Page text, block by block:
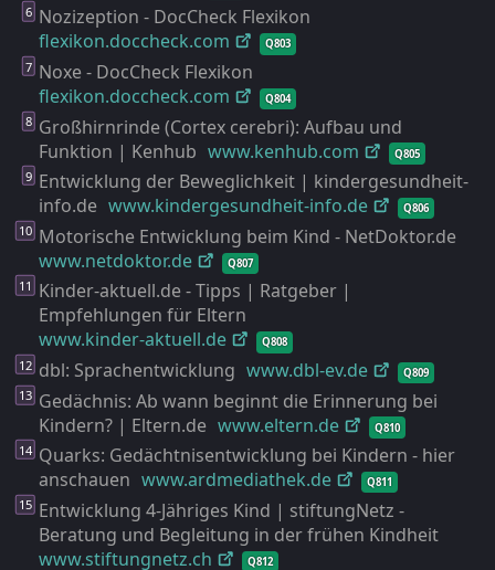
Nozizeption - DocCheck Flexikon
flexikon.doccheck.com
Q803
Noxe - DocCheck Flexikon
flexikon.doccheck.com
Q804
Großhirnrinde (Cortex cerebri): Aufbau und
Funktion | Kenhub www.kenhub.com Q805
Entwicklung der Beweglichkeit | kindergesundheit-
info.de www.kindergesundheit-info.de Q806
Motorische Entwicklung beim Kind - NetDoktor.de
www.netdoktor.de
Q807
Kinder-aktuell.de - Tipps | Ratgeber |
Empfehlungen für Eltern
www.kinder-aktuell.de Q808
dbl: Sprachentwicklung www.dbl-ev.de Q809
Gedächnis: Ab wann beginnt die Erinnerung bei
Kindern? | Eltern.de www.eltern.de Q810
Quarks: Gedächtnisentwicklung bei Kindern - hier
anschauen www.ardmediathek.de Q811
Entwicklung 4-Jähriges Kind | stiftungNetz -
Beratung und Begleitung in der frühen Kindheit
www.stiftungnetz.ch
Q812